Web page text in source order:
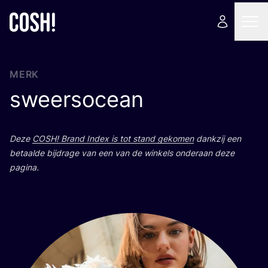
MERK
sweersocean
Deze COSH! Brand Index is tot stand geko­mendank­zij een
betaal­de bij­dra­ge van een van de win­kels onder­aan deze
pagina.